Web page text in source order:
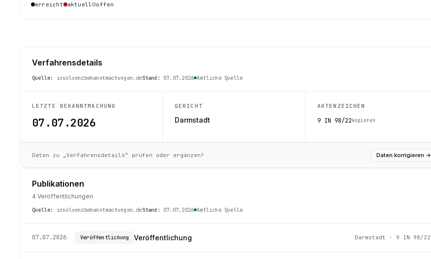
erreicht aktuell offen
Verfahrensdetails
Quelle: insolvenzbekanntmachungen.deStand: 07.07.2026 Amtliche Quelle
LETZTE BEKANNTMACHUNG
07.07.2026
GERICHT
Darmstadt
AKTENZEICHEN
9 IN 98/22kopieren
Daten zu „Verfahrensdetails“ prüfen oder ergänzen? Daten korrigieren →
Publikationen
4 Veröffentlichungen
Quelle: insolvenzbekanntmachungen.deStand: 07.07.2026 Amtliche Quelle
07.07.2026 Veröffentlichung Veröffentlichung Darmstadt · 9 IN 98/22